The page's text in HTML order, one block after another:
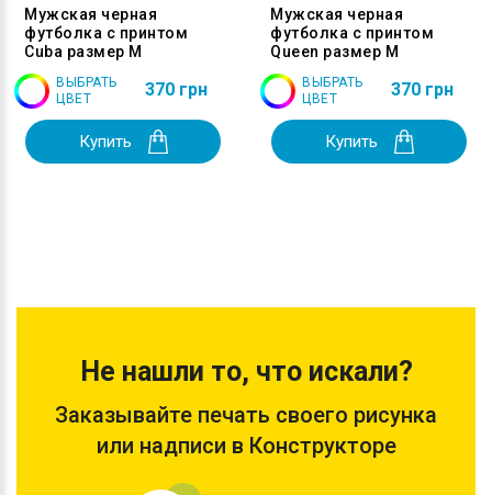
Мужская черная
футболка с принтом
Cuba размер M
ВЫБРАТЬ
ЦВЕТ
370 грн
Купить
Мужская черная
футболка с принтом
Queen размер M
ВЫБРАТЬ
ЦВЕТ
370 грн
Купить
Не нашли то, что искали?
Заказывайте печать своего рисунка
или надписи в Конструкторе